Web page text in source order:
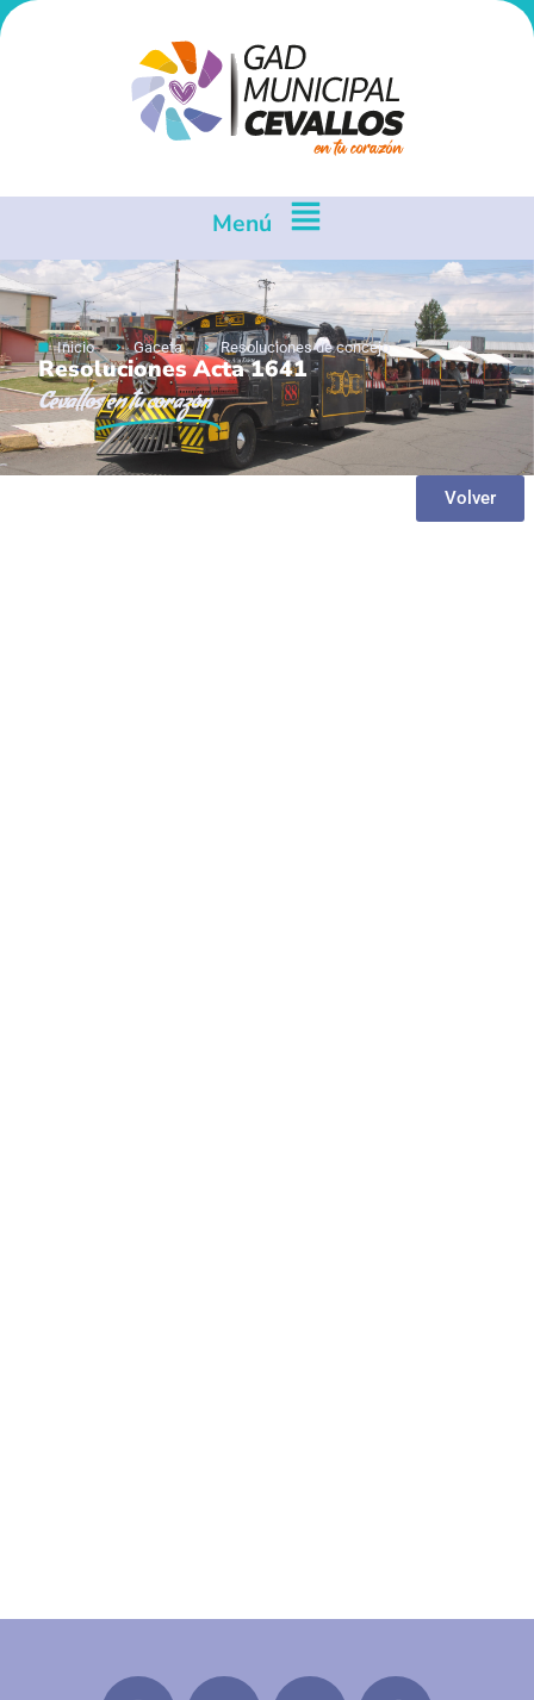
Menú
Inicio Gaceta Resoluciones de concejo
Resoluciones Acta 1641
Cevallosen tu corazón
Volver